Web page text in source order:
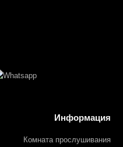
Информация
Комната прослушивания